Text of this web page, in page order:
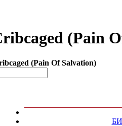
(Pain
(Pain Of Salvation)